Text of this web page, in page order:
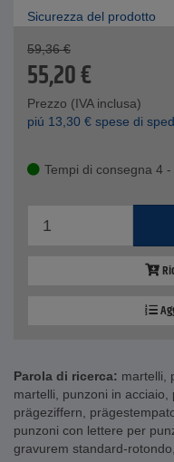
Sicurezza del prodotto
59,36 €
55,20€
Prezzo (IVA inclusa)
piú 13,30 € spese di
Tempi di consegna 4
Parola di ricerca: martelli,
martelli, punzoni in acciaio,
prägeziffern,
punzoni con lettere per
gravurem standard-rotondo,